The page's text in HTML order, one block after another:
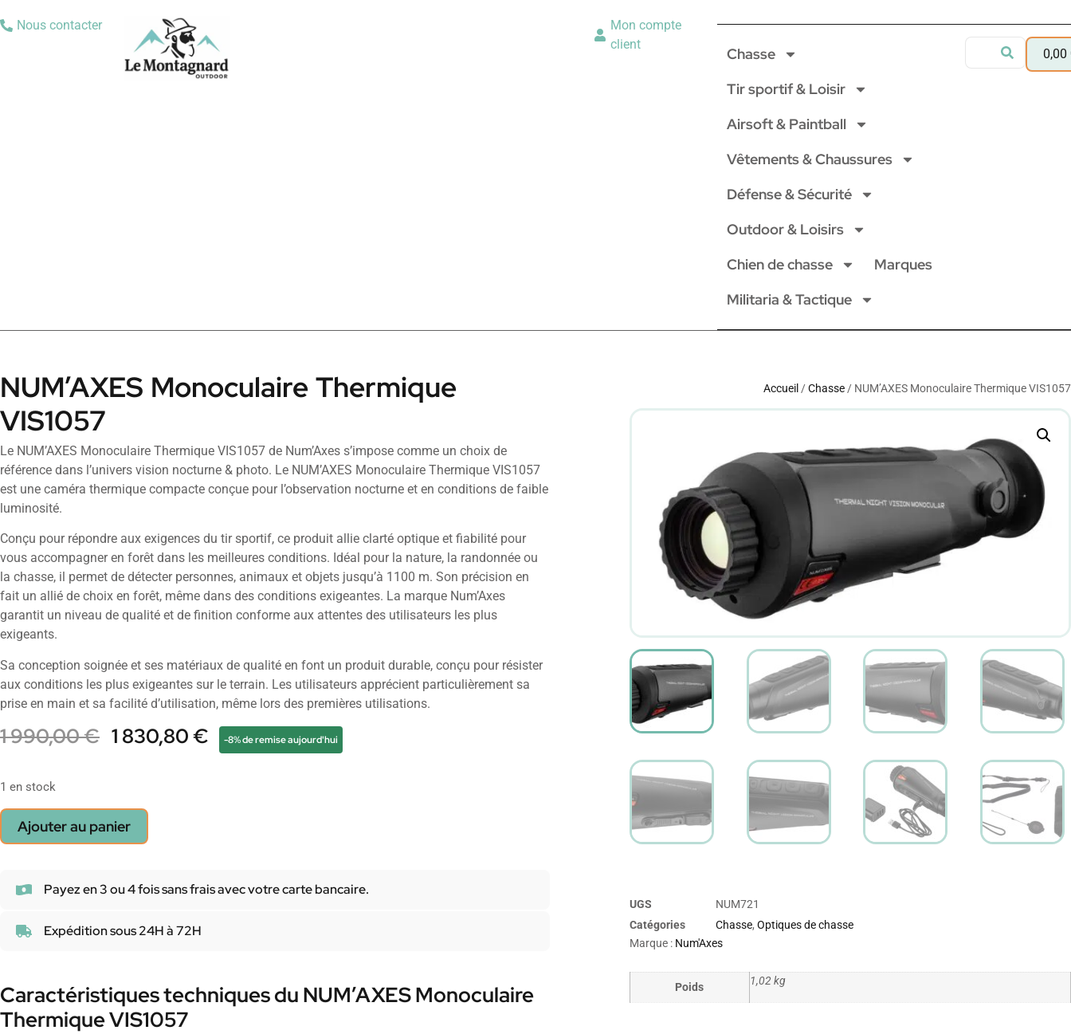
Nous contacter
Mon compte
client
Chasse
Tir sportif & Loisir
Airsoft & Paintball
Vêtements & Chaussures
Défense & Sécurité
Outdoor & Loisirs
Chien de chasse
Marques
Militaria & Tactique
0,00
NUM’AXES Monoculaire Thermique
VIS1057
Le NUM’AXES Monoculaire Thermique VIS1057 de Num’Axes s’impose comme un choix de
référence dans l’univers vision nocturne & photo. Le NUM’AXES Monoculaire Thermique VIS1057
est une caméra thermique compacte conçue pour l’observation nocturne et en conditions de faible
luminosité.
Conçu pour répondre aux exigences du tir sportif, ce produit allie clarté optique et fiabilité pour
vous accompagner en forêt dans les meilleures conditions. Idéal pour la nature, la randonnée ou
la chasse, il permet de détecter personnes, animaux et objets jusqu’à 1100 m. Son précision en
fait un allié de choix en forêt, même dans des conditions exigeantes. La marque Num’Axes
garantit un niveau de qualité et de finition conforme aux attentes des utilisateurs les plus
exigeants.
Sa conception soignée et ses matériaux de qualité en font un produit durable, conçu pour résister
aux conditions les plus exigeantes sur le terrain. Les utilisateurs apprécient particulièrement sa
prise en main et sa facilité d’utilisation, même lors des premières utilisations.
1 990,00€ 1 830,80€ -8% de remise aujourd'hui
1 en stock
Ajouter au panier
Payez en 3 ou 4 fois sans frais avec votre carte bancaire.
Expédition sous 24H à 72H
Caractéristiques techniques du NUM’AXES Monoculaire
Thermique VIS1057
Accueil /Chasse / NUM’AXES Monoculaire Thermique VIS1057
UGS
NUM721
Catégories
Chasse, Optiques de chasse
Marque : Num'Axes
Poids 1,02 kg